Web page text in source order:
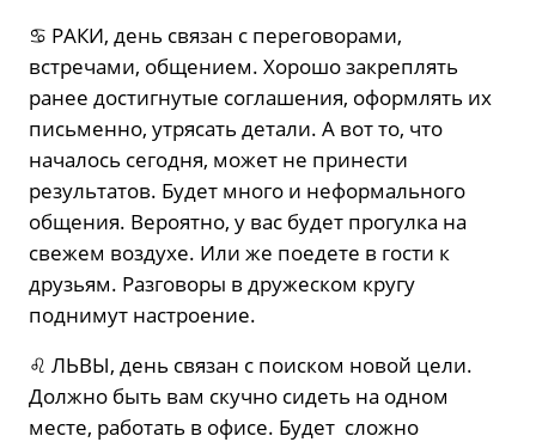
♋️ РАКИ, день связан с переговорами,
встречами, общением. Хорошо закреплять
ранее достигнутые соглашения, оформлять их
письменно, утрясать детали. А вот то, что
началось сегодня, может не принести
результатов. Будет много и неформального
общения. Вероятно, у вас будет прогулка на
свежем воздухе. Или же поедете в гости к
друзьям. Разговоры в дружеском кругу
поднимут настроение.
♌️ ЛЬВЫ, день связан с поиском новой цели.
Должно быть вам скучно сидеть на одном
месте, работать в офисе. Будет сложно